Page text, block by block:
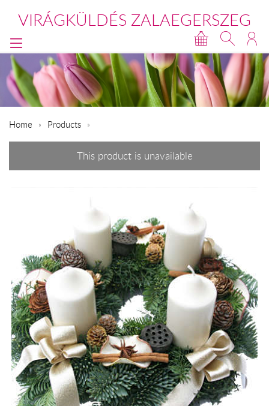
VIRÁGKÜLDÉS ZALAEGERSZEG
Home Products
This product is unavailable